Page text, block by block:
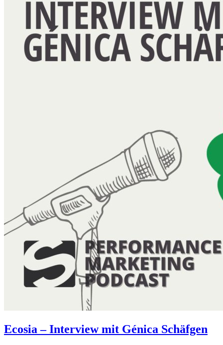
Ecosia – Interview mit Génica Schäfgen